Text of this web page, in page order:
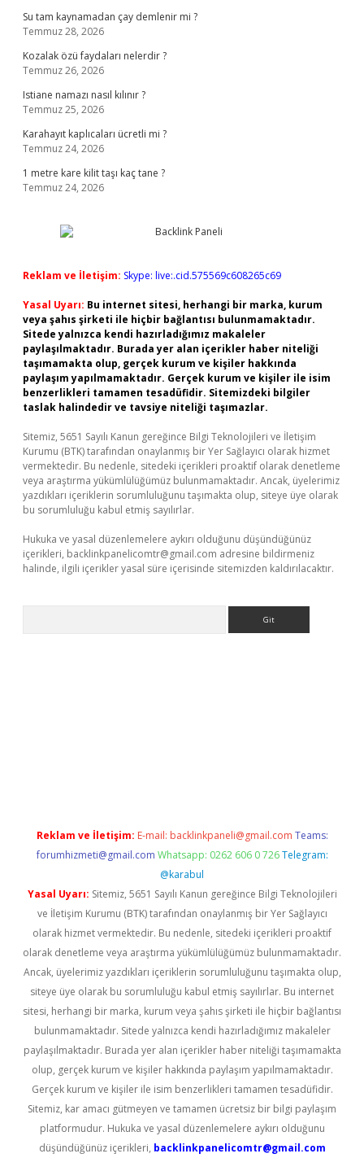
Su tam kaynamadan çay demlenir mi ?
Temmuz 28, 2026
Kozalak özü faydaları nelerdir ?
Temmuz 26, 2026
Istiane namazı nasıl kılınır ?
Temmuz 25, 2026
Karahayıt kaplıcaları ücretli mi ?
Temmuz 24, 2026
1 metre kare kilit taşı kaç tane ?
Temmuz 24, 2026
Reklam ve İletişim: Skype: live:.cid.575569c608265c69
Yasal Uyarı: Bu internet sitesi, herhangi bir marka, kurum
veya şahıs şirketi ile hiçbir bağlantısı bulunmamaktadır.
Sitede yalnızca kendi hazırladığımız makaleler
paylaşılmaktadır. Burada yer alan içerikler haber niteliği
taşımamakta olup, gerçek kurum ve kişiler hakkında
paylaşım yapılmamaktadır. Gerçek kurum ve kişiler ile isim
benzerlikleri tamamen tesadüfidir. Sitemizdeki bilgiler
taslak halindedir ve tavsiye niteliği taşımazlar.
Sitemiz, 5651 Sayılı Kanun gereğince Bilgi Teknolojileri ve İletişim
Kurumu (BTK) tarafından onaylanmış bir Yer Sağlayıcı olarak hizmet
vermektedir. Bu nedenle, sitedeki içerikleri proaktif olarak denetleme
veya araştırma yükümlülüğümüz bulunmamaktadır. Ancak, üyelerimiz
yazdıkları içeriklerin sorumluluğunu taşımakta olup, siteye üye olarak
bu sorumluluğu kabul etmiş sayılırlar.
Hukuka ve yasal düzenlemelere aykırı olduğunu düşündüğünüz
içerikleri, backlinkpanelicomtr@gmail.com adresine bildirmeniz
halinde, ilgili içerikler yasal süre içerisinde sitemizden kaldırılacaktır.
Reklam ve İletişim: E-mail: backlinkpaneli@gmail.com Teams:
forumhizmeti@gmail.com Whatsapp: 0262 606 0 726 Telegram:
@karabul
Yasal Uyarı: Sitemiz, 5651 Sayılı Kanun gereğince Bilgi Teknolojileri
ve İletişim Kurumu (BTK) tarafından onaylanmış bir Yer Sağlayıcı
olarak hizmet vermektedir. Bu nedenle, sitedeki içerikleri proaktif
olarak denetleme veya araştırma yükümlülüğümüz bulunmamaktadır.
Ancak, üyelerimiz yazdıkları içeriklerin sorumluluğunu taşımakta olup,
siteye üye olarak bu sorumluluğu kabul etmiş sayılırlar. Bu internet
sitesi, herhangi bir marka, kurum veya şahıs şirketi ile hiçbir bağlantısı
bulunmamaktadır. Sitede yalnızca kendi hazırladığımız makaleler
paylaşılmaktadır. Burada yer alan içerikler haber niteliği taşımamakta
olup, gerçek kurum ve kişiler hakkında paylaşım yapılmamaktadır.
Gerçek kurum ve kişiler ile isim benzerlikleri tamamen tesadüfidir.
Sitemiz, kar amacı gütmeyen ve tamamen ücretsiz bir bilgi paylaşım
platformudur. Hukuka ve yasal düzenlemelere aykırı olduğunu
düşündüğünüz içerikleri, backlinkpanelicomtr@gmail.com